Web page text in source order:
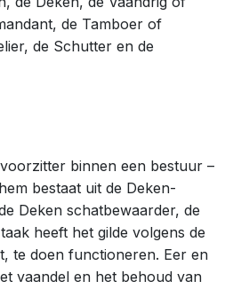
de Tamboer of
de Schutter en de
binnen een bestuur –
bestaat uit de Deken-
Deken schatbewaarder, de
heeft het gilde volgens de
te doen functioneren. Eer en
vaandel en het behoud van